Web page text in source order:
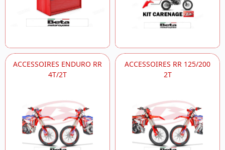
ACCESSOIRES ENDURO RR
4T/2T
ACCESSOIRES RR 125/200
2T